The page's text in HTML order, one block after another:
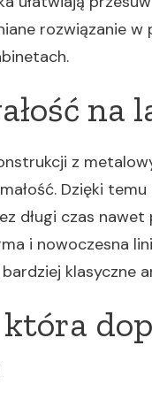
rozwiązanie w
na
z
Dzięki
długi czas
i nowoczesna
klasyczne